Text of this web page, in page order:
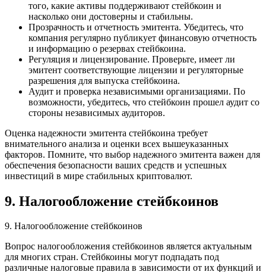
того, какие активы поддерживают стейбкоин и
насколько они достоверны и стабильны.
Прозрачность и отчетность эмитента. Убедитесь, что
компания регулярно публикует финансовую отчетность
и информацию о резервах стейбкоина.
Регуляция и лицензирование. Проверьте, имеет ли
эмитент соответствующие лицензии и регуляторные
разрешения для выпуска стейбкоина.
Аудит и проверка независимыми организациями. По
возможности, убедитесь, что стейбкоин прошел аудит со
стороны независимых аудиторов.
Оценка надежности эмитента стейбкоина требует
внимательного анализа и оценки всех вышеуказанных
факторов. Помните, что выбор надежного эмитента важен для
обеспечения безопасности ваших средств и успешных
инвестиций в мире стабильных криптовалют.
9. Налогообложение стейбкоинов
9. Налогообложение стейбкоинов
Вопрос налогообложения стейбкоинов является актуальным
для многих стран. Стейбкоины могут подпадать под
различные налоговые правила в зависимости от их функций и